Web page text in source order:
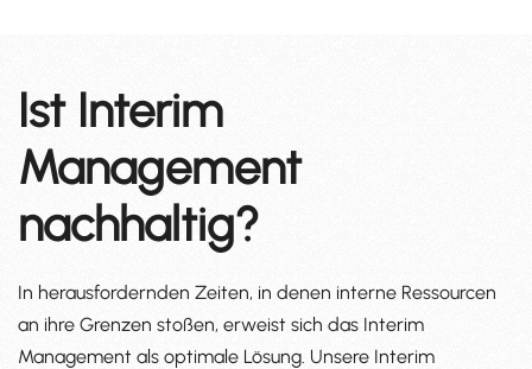
Ist Interim
Management
nachhaltig?
In herausfordernden Zeiten, in denen interne Ressourcen
an ihre Grenzen stoßen, erweist sich das Interim
Management als optimale Lösung. Unsere Interim